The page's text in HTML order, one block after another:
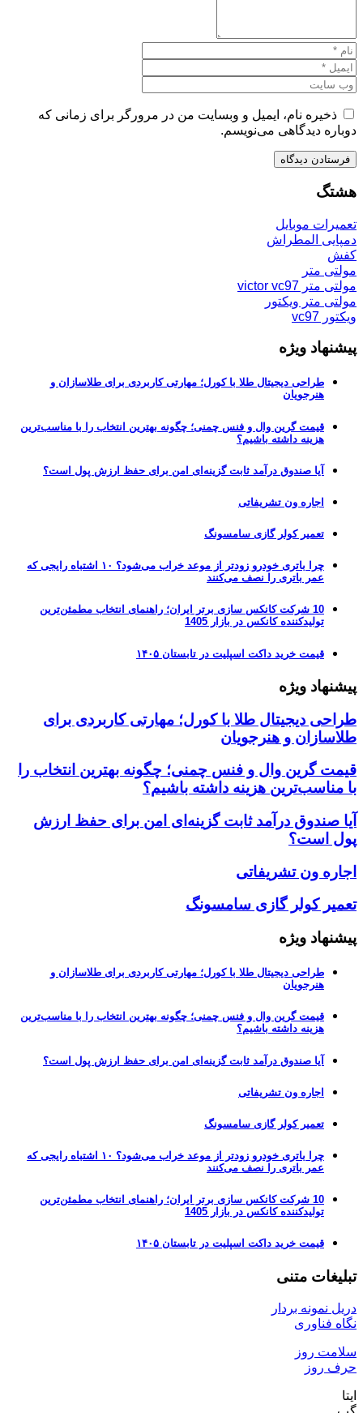
ذخیره نام، ایمیل و وبسایت من در مرورگر برای زمانی که
دوباره دیدگاهی می‌نویسم.
هشتگ
تعمیرات موبایل
دمپایی المطراش
کفش
مولتی متر
مولتی متر victor vc97
مولتی متر ویکتور
ویکتور vc97
پیشنهاد ویژه
طراحی دیجیتال طلا با کورل؛ مهارتی کاربردی برای طلاسازان و
هنرجویان
قیمت گرین وال و فنس چمنی؛ چگونه بهترین انتخاب را با مناسب‌ترین
هزینه داشته باشیم؟
آیا صندوق درآمد ثابت گزینه‌ای امن برای حفظ ارزش پول است؟
اجاره ون تشریفاتی
تعمیر کولر گازی سامسونگ
چرا باتری خودرو زودتر از موعد خراب می‌شود؟ ۱۰ اشتباه رایجی که
عمر باتری را نصف می‌کنند
10 شرکت کانکس سازی برتر ایران؛ راهنمای انتخاب مطمئن‌ترین
تولیدکننده کانکس در بازار 1405
قیمت خرید داکت اسپلیت در تابستان ۱۴۰۵
پیشنهاد ویژه
طراحی دیجیتال طلا با کورل؛ مهارتی کاربردی برای
طلاسازان و هنرجویان
قیمت گرین وال و فنس چمنی؛ چگونه بهترین انتخاب را
با مناسب‌ترین هزینه داشته باشیم؟
آیا صندوق درآمد ثابت گزینه‌ای امن برای حفظ ارزش
پول است؟
اجاره ون تشریفاتی
تعمیر کولر گازی سامسونگ
پیشنهاد ویژه
طراحی دیجیتال طلا با کورل؛ مهارتی کاربردی برای طلاسازان و
هنرجویان
قیمت گرین وال و فنس چمنی؛ چگونه بهترین انتخاب را با مناسب‌ترین
هزینه داشته باشیم؟
آیا صندوق درآمد ثابت گزینه‌ای امن برای حفظ ارزش پول است؟
اجاره ون تشریفاتی
تعمیر کولر گازی سامسونگ
چرا باتری خودرو زودتر از موعد خراب می‌شود؟ ۱۰ اشتباه رایجی که
عمر باتری را نصف می‌کنند
10 شرکت کانکس سازی برتر ایران؛ راهنمای انتخاب مطمئن‌ترین
تولیدکننده کانکس در بازار 1405
قیمت خرید داکت اسپلیت در تابستان ۱۴۰۵
تبلیغات متنی
دریل نمونه بردار
نگاه فناوری
سلامت روز
حرف روز
ایتا